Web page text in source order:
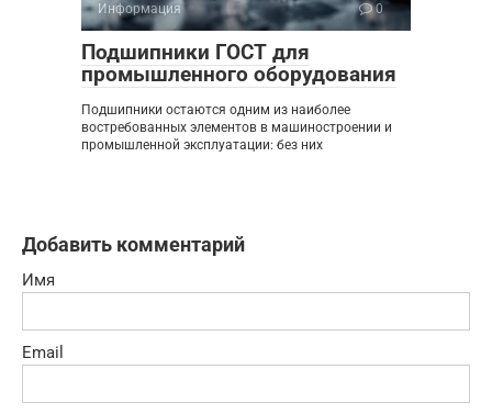
Информация 0
Подшипники ГОСТ для
промышленного оборудования
Подшипники остаются одним из наиболее
востребованных элементов в машиностроении и
промышленной эксплуатации: без них
Добавить комментарий
Имя
Email